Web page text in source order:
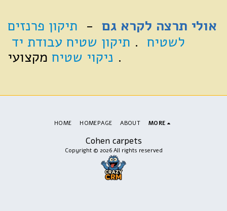
אולי תרצה לקרא גם - תיקון פרנזים
לשטיח . תיקון שטיח עבודת יד
. ניקוי שטיח מקצועי
Cohen carpets
Copyright © 2026 All rights reserved
HOME HOMEPAGE ABOUT MORE